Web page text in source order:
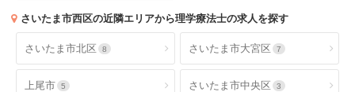
さいたま市西区の近隣エリアから理学療法士の求人を探す
さいたま市北区 8 さいたま市大宮区 7
上尾市 5 さいたま市中央区 3